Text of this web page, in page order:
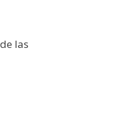
las